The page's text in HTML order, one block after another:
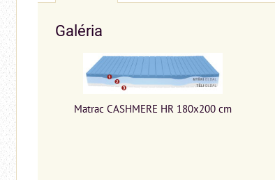
Galéria
Matrac CASHMERE HR 180x200 cm